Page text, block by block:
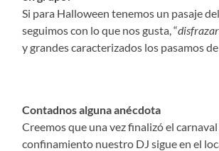
Si para Halloween tenemos un pasaje
seguimos con lo que nos gusta, “
y grandes caracterizados los pasamos
Contadnos alguna anécdota
Creemos que una vez finalizó el
confinamiento nuestro DJ sigue en el